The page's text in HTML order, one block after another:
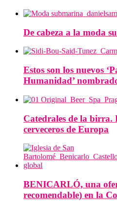
De cabeza a la moda
Estos son los nuevos
Humanidad’
Catedrales de la birra.
cerveceros de Europa
BENICARLÓ, una
recomendable) en la